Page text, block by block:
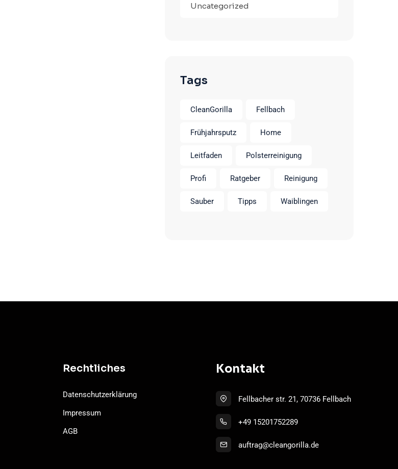
Uncategorized
Tags
CleanGorilla Fellbach
Frühjahrsputz Home
Leitfaden Polsterreinigung
Profi Ratgeber Reinigung
Sauber Tipps Waiblingen
Rechtliches
Datenschutzerklärung
Impressum
AGB
Kontakt
Fellbacher str. 21, 70736 Fellbach
+49 15201752289
auftrag@cleangorilla.de